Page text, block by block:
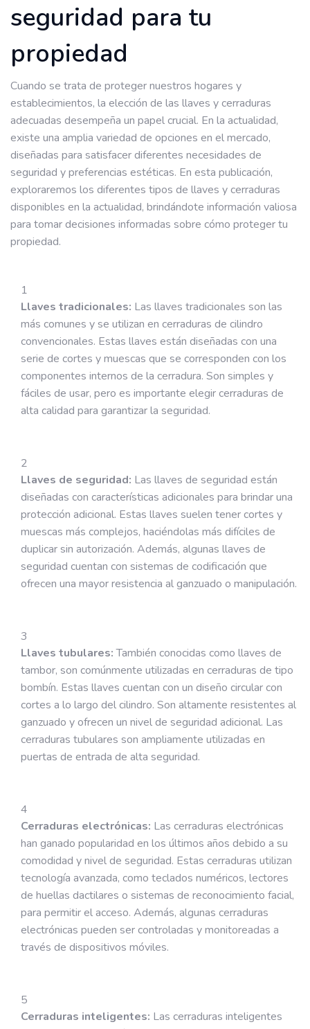
seguridad para tu
propiedad
Cuando se trata de proteger nuestros hogares y
establecimientos, la elección de las llaves y cerraduras
adecuadas desempeña un papel crucial. En la actualidad,
existe una amplia variedad de opciones en el mercado,
diseñadas para satisfacer diferentes necesidades de
seguridad y preferencias estéticas. En esta publicación,
exploraremos los diferentes tipos de llaves y cerraduras
disponibles en la actualidad, brindándote información valiosa
para tomar decisiones informadas sobre cómo proteger tu
propiedad.
Llaves tradicionales: Las llaves tradicionales son las
más comunes y se utilizan en cerraduras de cilindro
convencionales. Estas llaves están diseñadas con una
serie de cortes y muescas que se corresponden con los
componentes internos de la cerradura. Son simples y
fáciles de usar, pero es importante elegir cerraduras de
alta calidad para garantizar la seguridad.
Llaves de seguridad: Las llaves de seguridad están
diseñadas con características adicionales para brindar una
protección adicional. Estas llaves suelen tener cortes y
muescas más complejos, haciéndolas más difíciles de
duplicar sin autorización. Además, algunas llaves de
seguridad cuentan con sistemas de codificación que
ofrecen una mayor resistencia al ganzuado o manipulación.
Llaves tubulares:También conocidas como llaves de
tambor, son comúnmente utilizadas en cerraduras de tipo
bombín. Estas llaves cuentan con un diseño circular con
cortes a lo largo del cilindro. Son altamente resistentes al
ganzuado y ofrecen un nivel de seguridad adicional. Las
cerraduras tubulares son ampliamente utilizadas en
puertas de entrada de alta seguridad.
Cerraduras electrónicas: Las cerraduras electrónicas
han ganado popularidad en los últimos años debido a su
comodidad y nivel de seguridad. Estas cerraduras utilizan
tecnología avanzada, como teclados numéricos, lectores
de huellas dactilares o sistemas de reconocimiento facial,
para permitir el acceso. Además, algunas cerraduras
electrónicas pueden ser controladas y monitoreadas a
través de dispositivos móviles.
Cerraduras inteligentes: Las cerraduras inteligentes